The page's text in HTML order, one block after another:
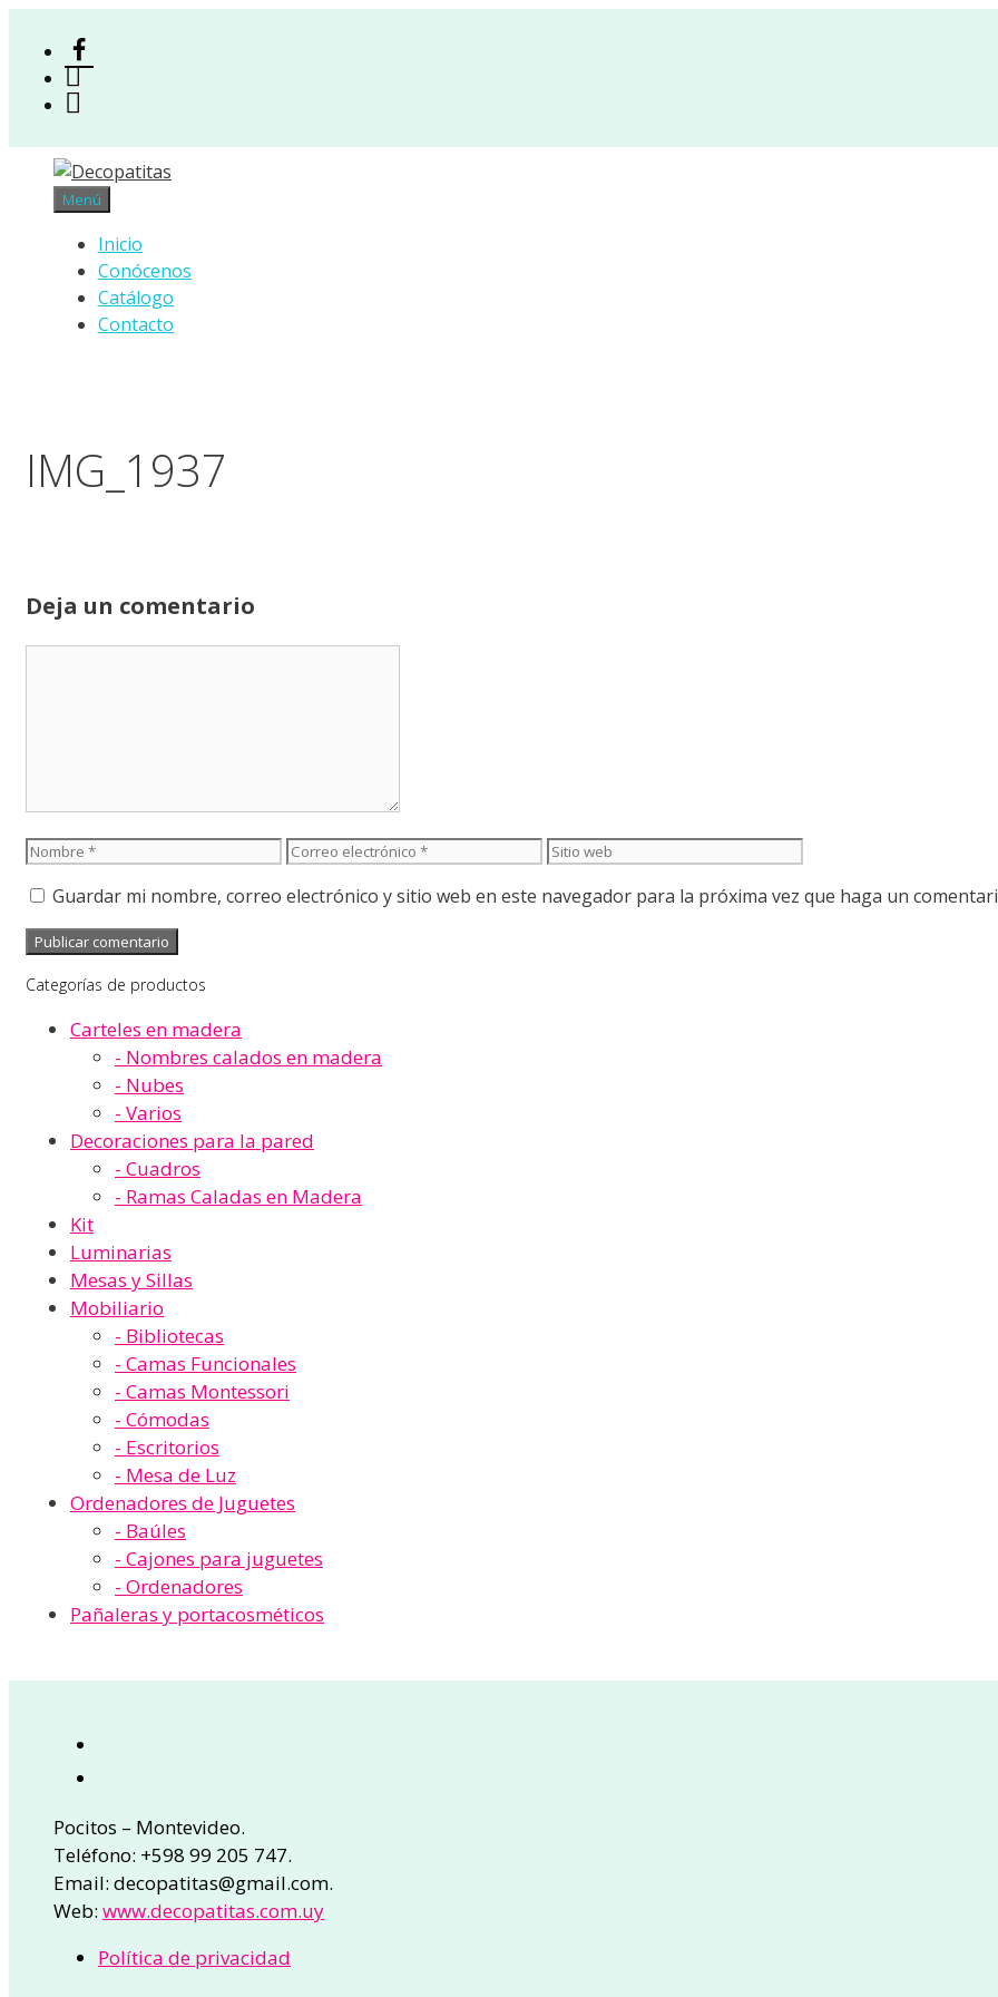
contenido
Menú
Inicio
Conócenos
Catálogo
Contacto
IMG_1937
Deja un comentario
Nombre
Correo
Sitio
Guardar mi nombre, correo electrónico y sitio web en este navegador para la próxima vez que haga un
Categorías de productos
Carteles en madera
- Nombres calados en madera
- Nubes
- Varios
Decoraciones para la pared
- Cuadros
- Ramas Caladas en Madera
Kit
Luminarias
Mesas y Sillas
Mobiliario
- Bibliotecas
- Camas Funcionales
- Camas Montessori
- Cómodas
- Escritorios
- Mesa de Luz
Ordenadores de Juguetes
- Baúles
- Cajones para juguetes
- Ordenadores
Pañaleras y portacosméticos
Pocitos – Montevideo.
Teléfono: +598 99 205 747.
Email: decopatitas@gmail.com.
Web: www.decopatitas.com.uy
Política de privacidad